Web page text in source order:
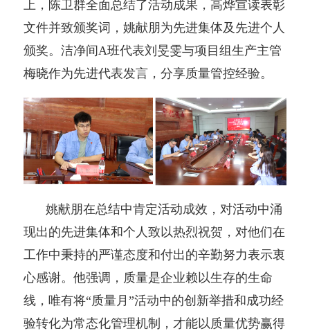
上，陈卫群全面总结了活动成果，高烨宣读表彰
文件并致颁奖词，姚献朋为先进集体及先进个人
颁奖。洁净间A班代表刘旻雯与项目组生产主管
梅晓作为先进代表发言，分享质量管控经验。
姚献朋在总结中肯定活动成效，对活动中涌
现出的先进集体和个人致以热烈祝贺，对他们在
工作中秉持的严谨态度和付出的辛勤努力表示衷
心感谢。他强调，质量是企业赖以生存的生命
线，唯有将“质量月”活动中的创新举措和成功经
验转化为常态化管理机制，才能以质量优势赢得